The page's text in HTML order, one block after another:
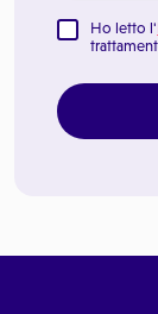
Ho letto l'